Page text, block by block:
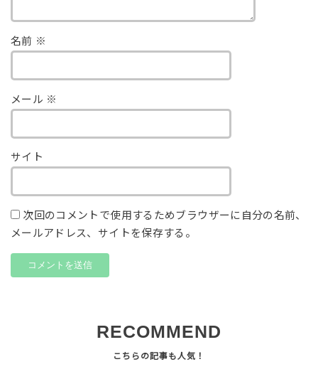
名前 ※
メール ※
サイト
次回のコメントで使用するためブラウザーに自分の名前、
メールアドレス、サイトを保存する。
RECOMMEND